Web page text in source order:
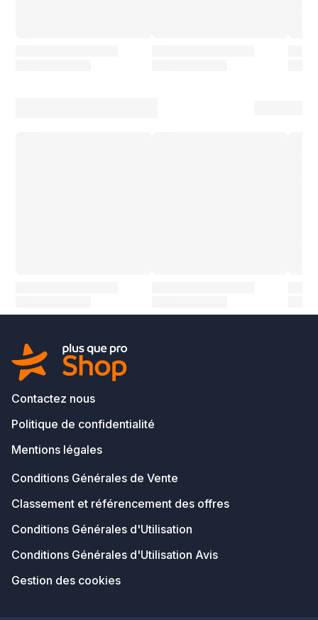
Contactez nous
Politique de confidentialité
Mentions légales
Conditions Générales de Vente
Classement et référencement des offres
Conditions Générales d'Utilisation
Conditions Générales d'Utilisation Avis
Gestion des cookies